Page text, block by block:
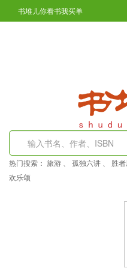
书堆儿你看书我买单
热门搜索： 旅游 孤独六讲 胜
欢乐颂